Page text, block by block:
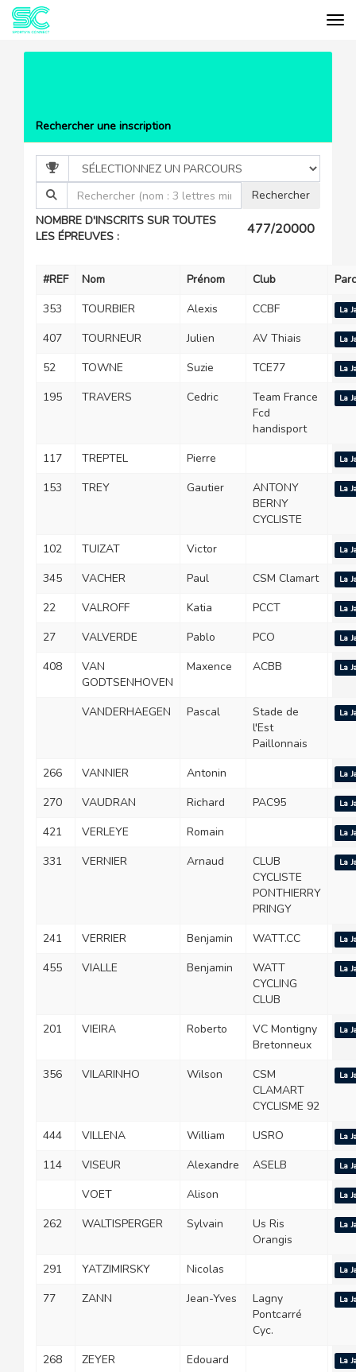
Rechercher une inscription
NOMBRE D'INSCRITS SUR TOUTES
LES ÉPREUVES :
477/20000
#REF Nom Prénom Club
353
TOURBIER Alexis CCBF La
407 TOURNEUR Julien AV Thiais La
52 TOWNE Suzie TCE77 La
195 TRAVERS Cedric
Team France
Fcd
handisport
La
117 TREPTEL Pierre La
153 TREY Gautier
ANTONY
BERNY
CYCLISTE
La
102 TUIZAT Victor La
345 VACHER Paul CSM Clamart La
22 VALROFF Katia PCCT La
27 VALVERDE Pablo PCO La
408
VAN
GODTSENHOVEN
Maxence ACBB La
VANDERHAEGEN Pascal
Stade de
l'Est
Paillonnais
La
266 VANNIER Antonin La
270 VAUDRAN Richard PAC95 La
421 VERLEYE Romain La
331 VERNIER Arnaud
CLUB
CYCLISTE
PONTHIERRY
PRINGY
La
241 VERRIER Benjamin WATT.CC La
455 VIALLE Benjamin
WATT
CYCLING
CLUB
La
201 VIEIRA Roberto
VC Montigny
Bretonneux
La
356 VILARINHO Wilson
CSM
CLAMART
CYCLISME 92
La
444 VILLENA William USRO La
114 VISEUR Alexandre ASELB La
VOET Alison La
262 WALTISPERGER Sylvain
Us Ris
Orangis
La
291 YATZIMIRSKY Nicolas La
77 ZANN Jean-Yves
Lagny
Pontcarré
Cyc.
La
268 ZEYER Edouard La